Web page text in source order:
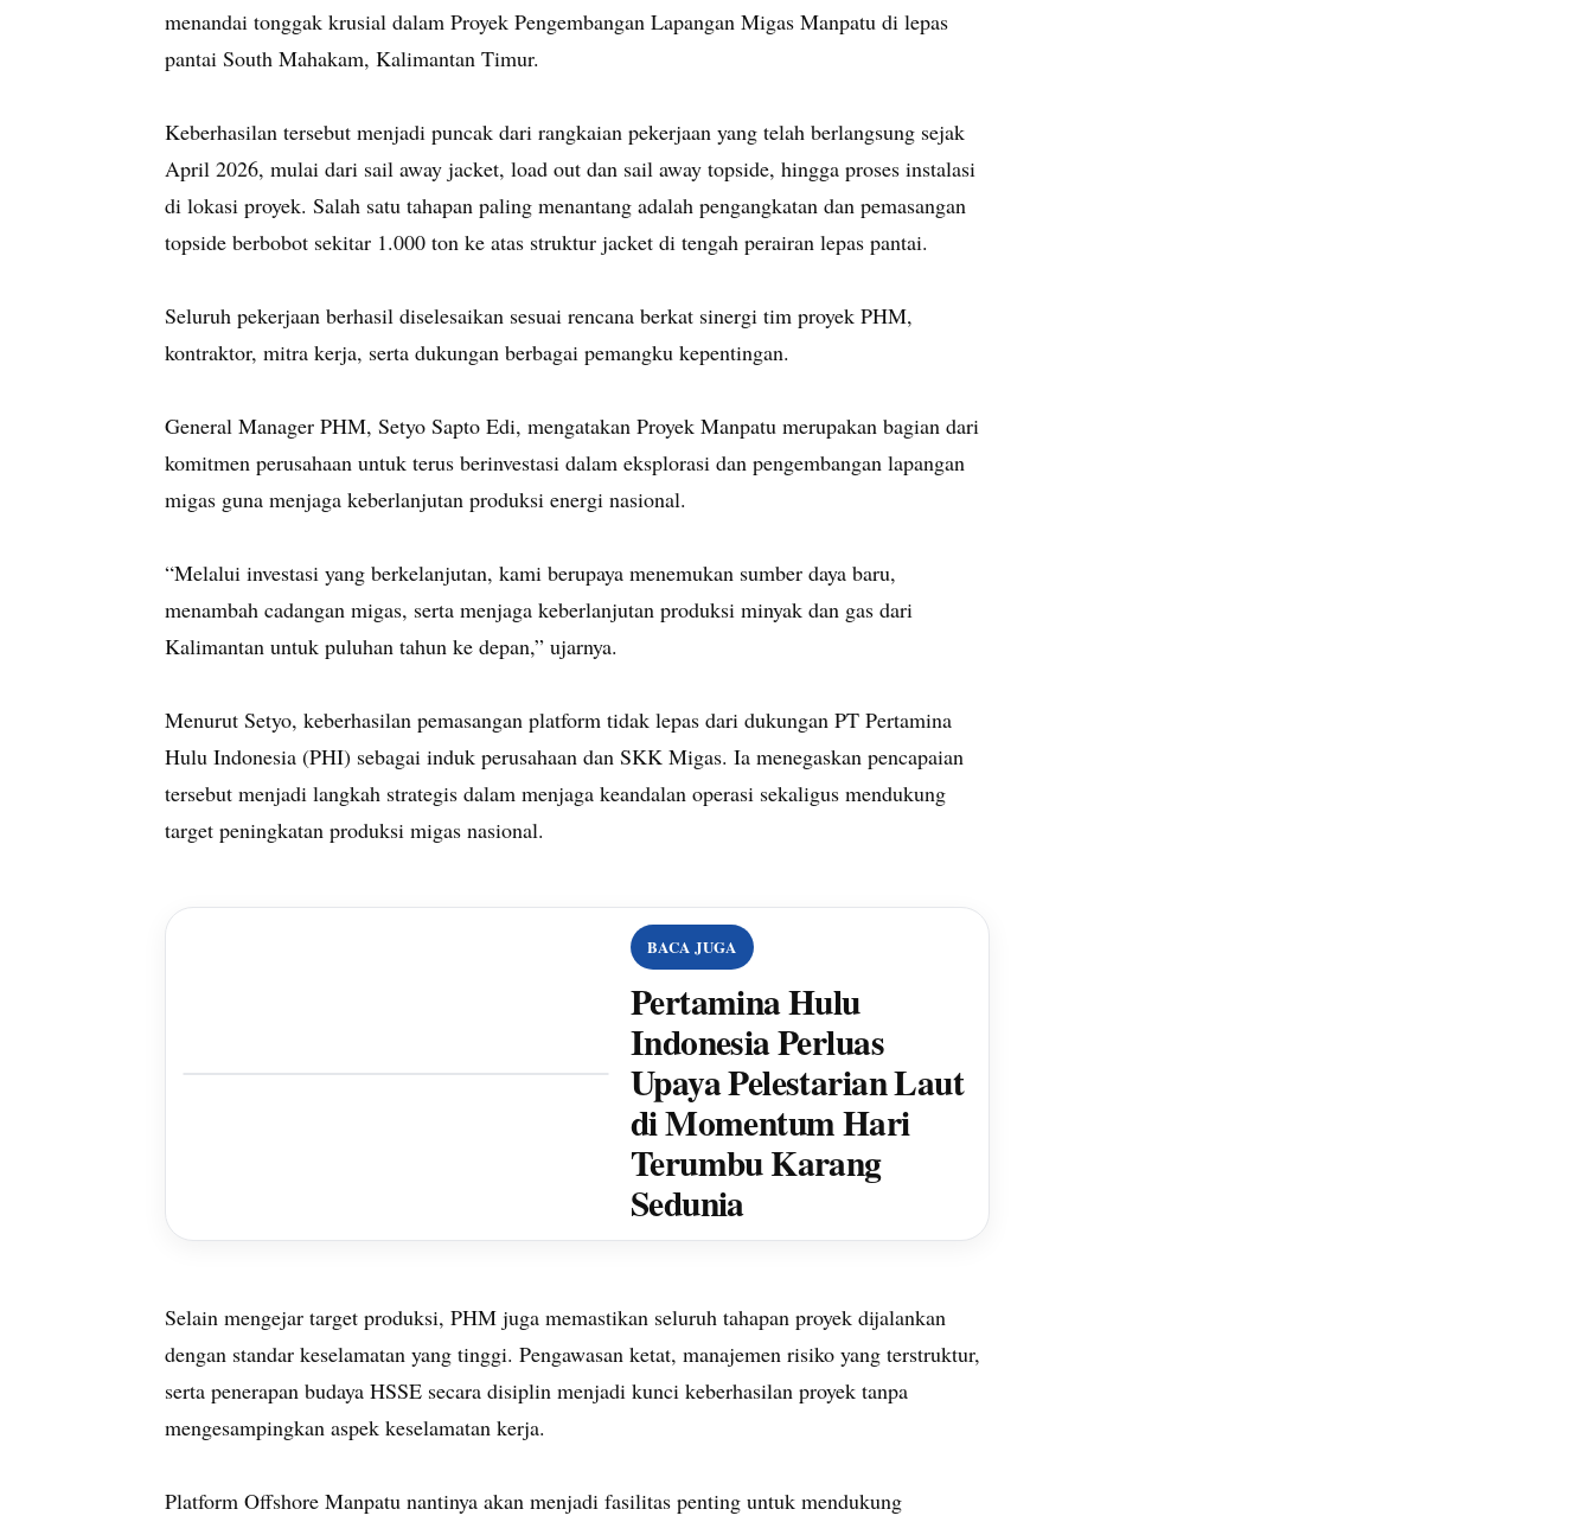
menandai tonggak krusial dalam Proyek Pengembangan Lapangan Migas Manpatu di lepas
pantai South Mahakam, Kalimantan Timur.
Keberhasilan tersebut menjadi puncak dari rangkaian pekerjaan yang telah berlangsung sejak
April 2026, mulai dari sail away jacket, load out dan sail away topside, hingga proses instalasi
di lokasi proyek. Salah satu tahapan paling menantang adalah pengangkatan dan pemasangan
topside berbobot sekitar 1.000 ton ke atas struktur jacket di tengah perairan lepas pantai.
Seluruh pekerjaan berhasil diselesaikan sesuai rencana berkat sinergi tim proyek PHM,
kontraktor, mitra kerja, serta dukungan berbagai pemangku kepentingan.
General Manager PHM, Setyo Sapto Edi, mengatakan Proyek Manpatu merupakan bagian dari
komitmen perusahaan untuk terus berinvestasi dalam eksplorasi dan pengembangan lapangan
migas guna menjaga keberlanjutan produksi energi nasional.
“Melalui investasi yang berkelanjutan, kami berupaya menemukan sumber daya baru,
menambah cadangan migas, serta menjaga keberlanjutan produksi minyak dan gas dari
Kalimantan untuk puluhan tahun ke depan,” ujarnya.
Menurut Setyo, keberhasilan pemasangan platform tidak lepas dari dukungan PT Pertamina
Hulu Indonesia (PHI) sebagai induk perusahaan dan SKK Migas. Ia menegaskan pencapaian
tersebut menjadi langkah strategis dalam menjaga keandalan operasi sekaligus mendukung
target peningkatan produksi migas nasional.
BACA JUGA
Pertamina Hulu
Indonesia Perluas
Upaya Pelestarian Laut
di Momentum Hari
Terumbu Karang
Sedunia
Selain mengejar target produksi, PHM juga memastikan seluruh tahapan proyek dijalankan
dengan standar keselamatan yang tinggi. Pengawasan ketat, manajemen risiko yang terstruktur,
serta penerapan budaya HSSE secara disiplin menjadi kunci keberhasilan proyek tanpa
mengesampingkan aspek keselamatan kerja.
Platform Offshore Manpatu nantinya akan menjadi fasilitas penting untuk mendukung